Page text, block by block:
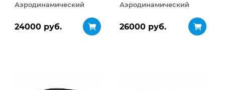
Аэродинамический
ДВУСТОРОННЕЕ
24000 руб.
Аэродинамический
ДВУСТОРОННЕЕ
26000 руб.